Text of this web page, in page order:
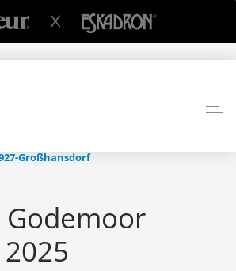
Großhansdorf
Godemoor